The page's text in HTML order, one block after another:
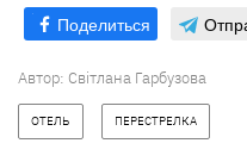
Поделиться
Автор: Світлана Гарбузова
ОТЕЛЬ ПЕРЕСТРЕЛКА